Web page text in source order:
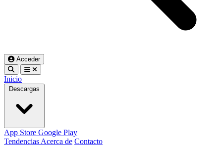
Acceder
Inicio
Descargas
App Store Google Play
Tendencias Acerca de Contacto